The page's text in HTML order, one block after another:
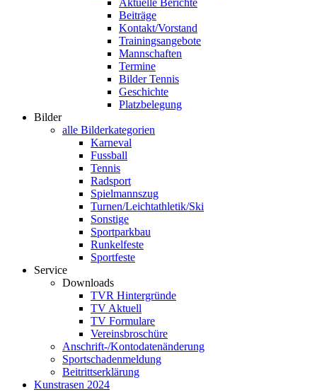
Aktuelle Berichte
Beiträge
Kontakt/Vorstand
Trainingsangebote
Mannschaften
Termine
Bilder Tennis
Geschichte
Platzbelegung
Bilder
alle Bilderkategorien
Karneval
Fussball
Tennis
Radsport
Spielmannszug
Turnen/Leichtathletik/Ski
Sonstige
Sportparkbau
Runkelfeste
Sportfeste
Service
Downloads
TVR Hintergründe
TV Aktuell
TV Formulare
Vereinsbroschüre
Anschrift-/Kontodatenänderung
Sportschadenmeldung
Beitrittserklärung
Kunstrasen 2024